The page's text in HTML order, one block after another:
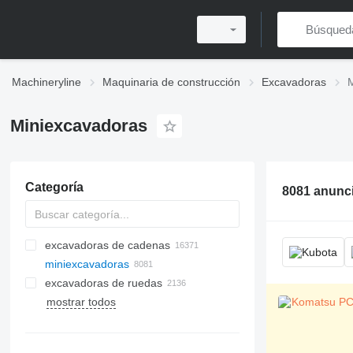
Machineryline Maquinaria de construcción Excavadoras
Miniexcavadoras
Categoría
excavadoras de cadenas
miniexcavadoras
excavadoras de ruedas
mostrar todos
8081